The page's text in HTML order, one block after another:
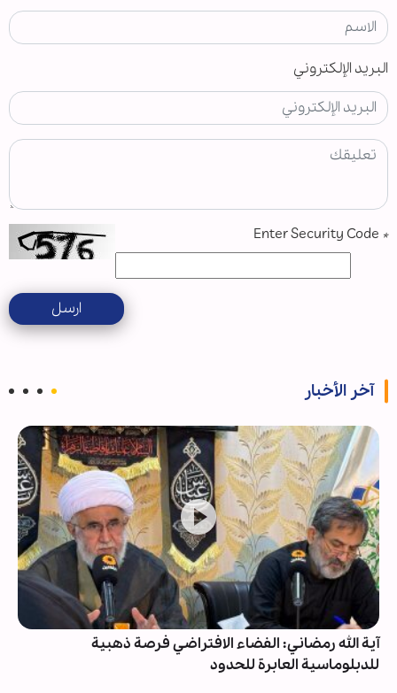
البريد الإلكتروني
*
ارسل
آخر الأخبار
آية الله رمضاني: الفضاء الافتراضي فرصة ذهبية
للدبلوماسية العابرة للحدود